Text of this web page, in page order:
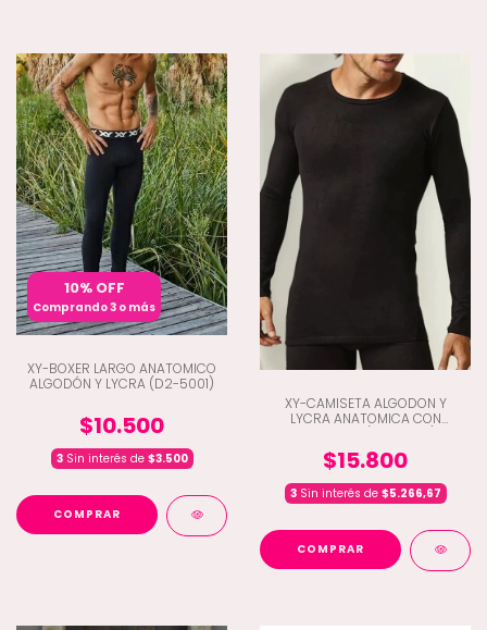
10% OFF
Comprando 3 o más
XY-BOXER LARGO ANATOMICO
ALGODÓN Y LYCRA (D2-5001)
$10.500
3Sin interés de $3.500
COMPRAR
XY-CAMISETA ALGODON Y
LYCRA ANATOMICA CON
$15.800
3Sin interés de $5.266,67
COMPRAR